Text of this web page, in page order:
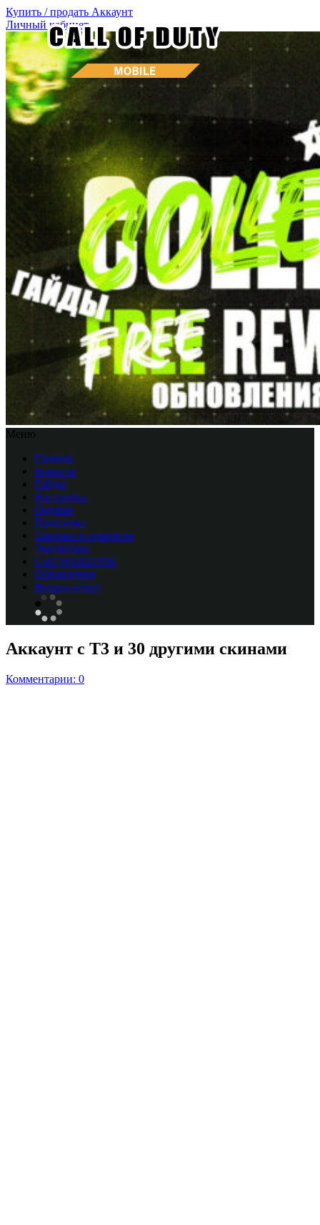
Купить / продать Аккаунт
Личный кабинет
Меню
Главная
Новости
Гайды
Настройка
Оружие
Проблемы
Тактика и стратегия
Эмуляторы
CоD WARZONE
Обновления
Вопрос-ответ
Аккаунт с Т3 и 30 другими скинами
Комментарии: 0